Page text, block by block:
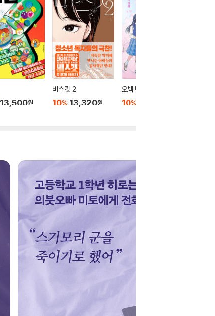
13,500원
비스킷 2
10% 13,320원
오백 년째 열다섯 4
10%